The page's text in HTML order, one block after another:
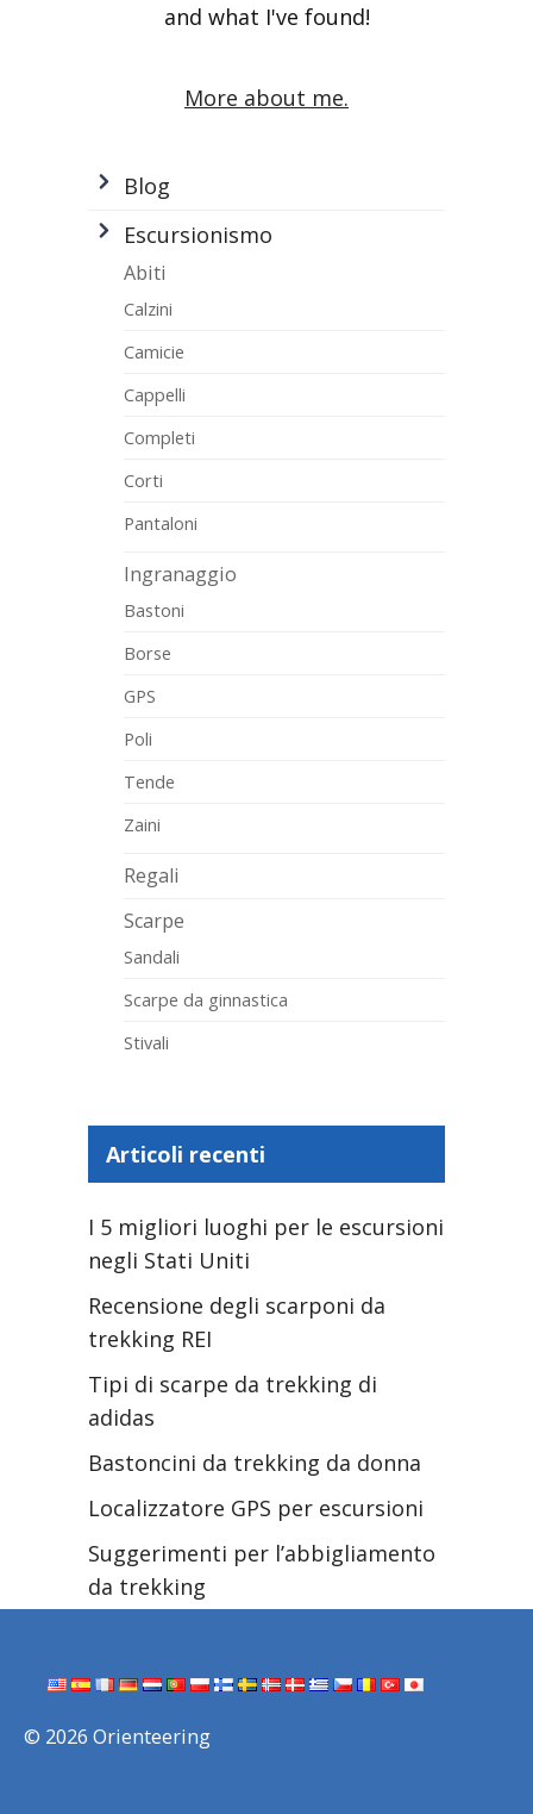
and what I've found!
More about me.
Blog
Escursionismo
Abiti
Calzini
Camicie
Cappelli
Completi
Corti
Pantaloni
Ingranaggio
Bastoni
Borse
GPS
Poli
Tende
Zaini
Regali
Scarpe
Sandali
Scarpe da ginnastica
Stivali
Articoli recenti
I 5 migliori luoghi per le escursioni
negli Stati Uniti
Recensione degli scarponi da
trekking REI
Tipi di scarpe da trekking di
adidas
Bastoncini da trekking da donna
Localizzatore GPS per escursioni
Suggerimenti per l’abbigliamento
da trekking
© 2026 Orienteering